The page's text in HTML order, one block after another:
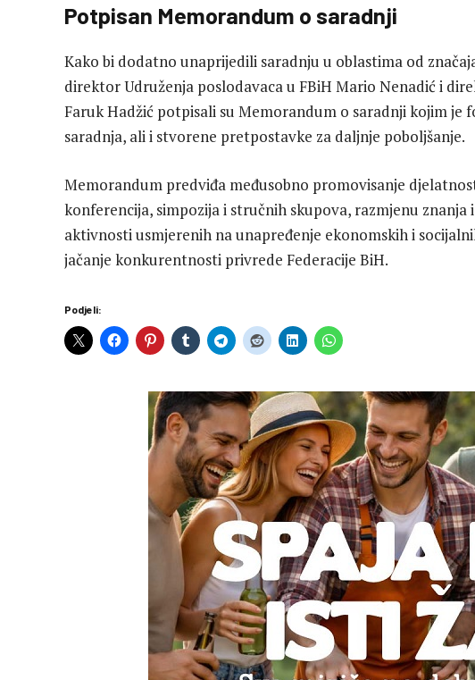
Potpisan Memorandum o saradnji
Kako bi dodatno unaprijedili saradnju u oblastima od
direktor Udruženja poslodavaca u FBiH Mario Nenadić i
Faruk Hadžić potpisali su Memorandum o saradnji kojim je
saradnja, ali i stvorene pretpostavke za daljnje poboljšanje.
Memorandum predviđa međusobno promovisanje
konferencija, simpozija i stručnih skupova, razmjenu
aktivnosti usmjerenih na unapređenje ekonomskih i
jačanje konkurentnosti privrede Federacije BiH.
Podjeli: